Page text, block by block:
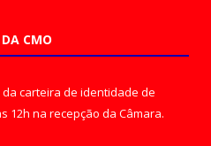
CMO
carteira de identidade de
12h na recepção da Câmara.